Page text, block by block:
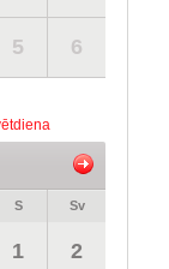
5 6
S Sv
1 2